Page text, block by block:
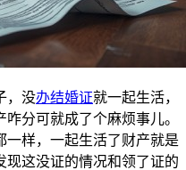
，没办结婚证就一起生活，
分可就成了个麻烦事儿。
一样，一起生活了财产就是
现这没证的情况和领了证的